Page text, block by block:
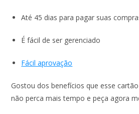
Até 45 dias para pagar suas
É fácil de ser gerenciado
Fácil aprovação
Gostou dos benefícios que esse
não perca mais tempo e peça agora